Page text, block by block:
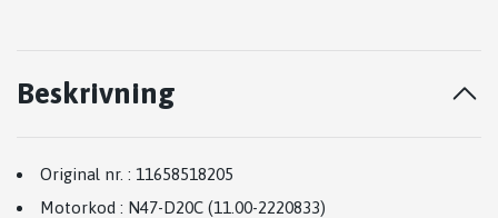
Beskrivning
Original nr. : 11658518205
Motorkod : N47-D20C (11.00-2220833)